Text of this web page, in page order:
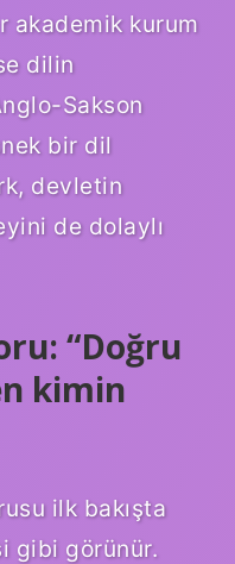
akademik kurum
dilin
Sakson
bir dil
devletin
de dolaylı
“Doğru
kimin
ilk bakışta
gibi görünür.